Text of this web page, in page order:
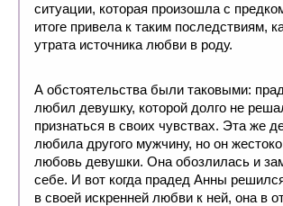
ситуации, которая произошла с
итоге привела к таким последствиям,
утрата источника любви в роду.
А обстоятельства были таковыми:
любил девушку, которой долго не
признаться в своих чувствах. Эта же
любила другого мужчину, но он жестоко
любовь девушки. Она обозлилась и
себе. И вот когда прадед Анны
в своей искренней любви к ней, она в